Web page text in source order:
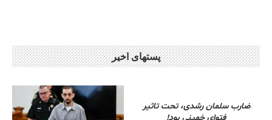
پستهای اخیر
ضارب سلمان رشدی، تحت تاثیر
فتوای خمینی بود!